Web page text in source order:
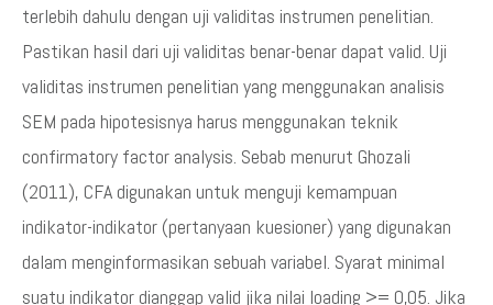
terlebih dahulu dengan uji validitas instrumen penelitian.
Pastikan hasil dari uji validitas benar-benar dapat valid. Uji
validitas instrumen penelitian yang menggunakan analisis
SEM pada hipotesisnya harus menggunakan teknik
confirmatory factor analysis. Sebab menurut Ghozali
(2011), CFA digunakan untuk menguji kemampuan
indikator-indikator (pertanyaan kuesioner) yang digunakan
dalam menginformasikan sebuah variabel. Syarat minimal
suatu indikator dianggap valid jika nilai loading >= 0,05. Jika